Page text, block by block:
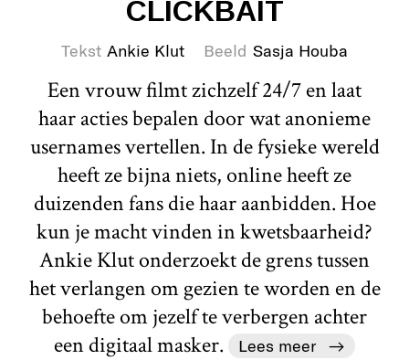
CLICKBAIT
Tekst Ankie Klut Beeld Sasja Houba
Een vrouw filmt zichzelf 24/7 en laat
haar acties bepalen door wat anonieme
usernames vertellen. In de fysieke wereld
heeft ze bijna niets, online heeft ze
duizenden fans die haar aanbidden. Hoe
kun je macht vinden in kwetsbaarheid?
Ankie Klut onderzoekt de grens tussen
het verlangen om gezien te worden en de
behoefte om jezelf te verbergen achter
een digitaal masker.
Lees meer